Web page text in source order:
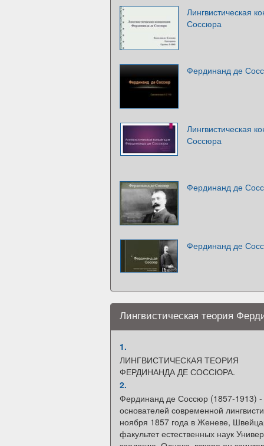
Лингвистическая
Соссюра
Фердинанд де
Лингвистическая
Соссюра
Фердинанд де
Фердинанд де
Лингвистическая теория
1.
ЛИНГВИСТИЧЕСКАЯ ТЕОРИЯ
ФЕРДИНАНДА ДЕ СОССЮРА.
2.
Фердинанд де Соссюр (1857-1913) -
основателей современной
ноября 1857 года в Женеве,
факультет естественных наук